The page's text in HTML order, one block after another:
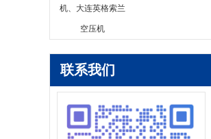
机、大连英格索兰
空压机
联系我们